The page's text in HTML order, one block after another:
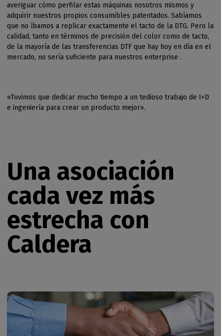
averiguar cómo perfilar estas máquinas nosotros mismos y
adquirir nuestros propios consumibles patentados. Sabíamos
que no íbamos a replicar exactamente el tacto de la DTG. Pero la
calidad, tanto en términos de precisión del color como de tacto,
de la mayoría de las transferencias DTF que hay hoy en día en el
mercado, no sería suficiente para nuestros enterprise .
«Tuvimos que dedicar mucho tiempo a un tedioso trabajo de I+D
e ingeniería para crear un producto mejor».
Una asociación
cada vez más
estrecha con
Caldera